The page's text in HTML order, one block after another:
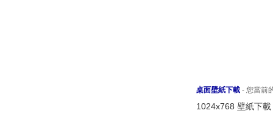
桌面壁紙下載 - 您當前
1024x768 壁紙下載